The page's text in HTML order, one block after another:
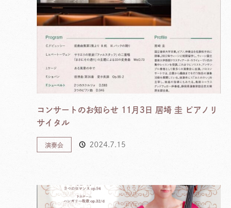
コンサートのお知らせ 11月3日 居埼 圭 ピアノリ
サイタル
演奏会 2024.7.15